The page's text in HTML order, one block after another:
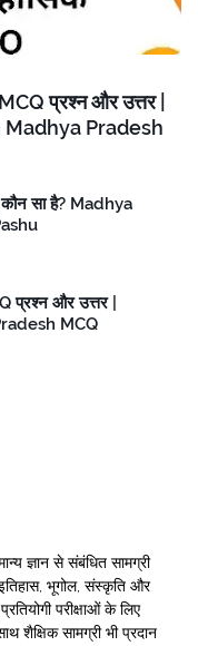
प्रश्न और उत्तर |
Pradesh
सा है? Madhya
प्रश्न और उत्तर |
MCQ
ज्ञान से संबंधित सामग्री
भूगोल, संस्कृति और
परीक्षाओं के लिए
शैक्षिक सामग्री भी प्रदान